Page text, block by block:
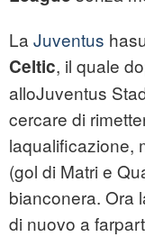
La Juventus
Celtic, il quale
alloJuventus
cercare di
laqualificazione,
(gol di Matri e
bianconera. Ora
di nuovo a